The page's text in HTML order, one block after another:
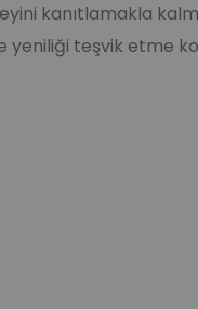
kanıtlamakla
yeniliği teşvik etme